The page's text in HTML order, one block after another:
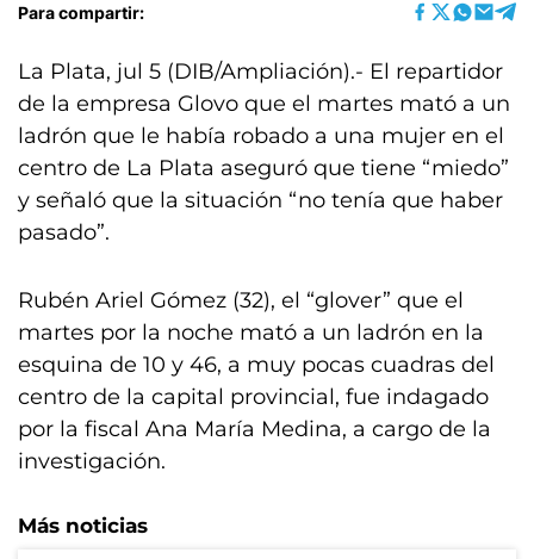
Para compartir:
La Plata, jul 5 (DIB/Ampliación).- El repartidor
de la empresa Glovo que el martes mató a un
ladrón que le había robado a una mujer en el
centro de La Plata aseguró que tiene “miedo”
y señaló que la situación “no tenía que haber
pasado”.
Rubén Ariel Gómez (32), el “glover” que el
martes por la noche mató a un ladrón en la
esquina de 10 y 46, a muy pocas cuadras del
centro de la capital provincial, fue indagado
por la fiscal Ana María Medina, a cargo de la
investigación.
Más noticias